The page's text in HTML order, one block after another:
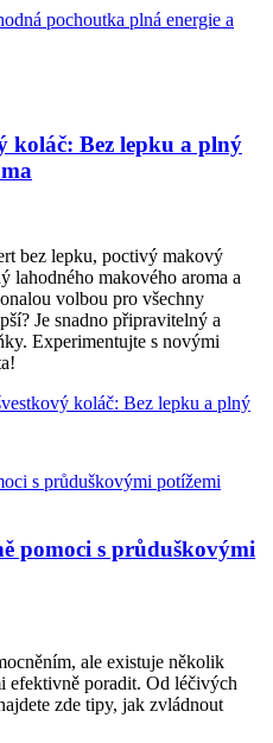
pochoutka plná energie a
koláč: Bez lepku a plný
bez lepku, poctivý makový
lahodného makového aroma a
volbou pro všechny
Je snadno připravitelný a
Experimentujte s novými
koláč: Bez lepku a plný
pomoci s průduškovými
ale existuje několik
efektivně poradit. Od léčivých
zde tipy, jak zvládnout